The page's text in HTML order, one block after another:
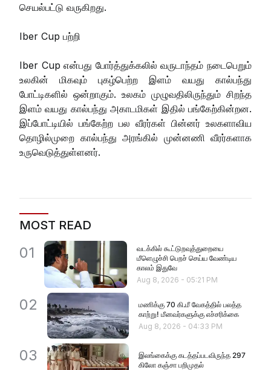
செயல்பட்டு வருகிறது.
Iber Cup பற்றி
Iber Cup என்பது போர்த்துக்கலில் வருடாந்தம் நடைபெறும்
உலகின் மிகவும் புகழ்பெற்ற இளம் வயது கால்பந்து
போட்டிகளில் ஒன்றாகும். உலகம் முழுவதிலிருந்தும் சிறந்த
இளம் வயது கால்பந்து அகாடமிகள் இதில் பங்கேற்கின்றன.
இப்போட்டியில் பங்கேற்ற பல வீரர்கள் பின்னர் உலகளாவிய
தொழில்முறை கால்பந்து அரங்கில் முன்னணி வீரர்களாக
உருவெடுத்துள்ளனர்.
MOST READ
01
வடக்கில் கூட்டுறவுத்துறையை
மீளெழுச்சி பெறச் செய்ய வேண்டிய
காலம் இதுவே
Aug 8, 2026 - 05:21 PM
02
மணிக்கு 70 கி.மீ வேகத்தில் பலத்த
காற்று! மீனவர்களுக்கு எச்சரிக்கை
Aug 8, 2026 - 04:33 PM
03
இலங்கைக்கு கடத்தப்படவிருந்த 297
கிலோ கஞ்சா பறிமுதல்